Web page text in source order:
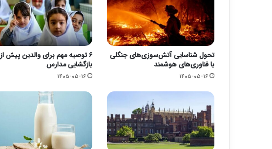
تحول شناسایی آتش‌سوزی‌های جنگلی
با فناوری‌های هوشمند
۱۴۰۵-۰۵-۱۶
۶ توصیه مهم برای والدین پیش از
بازگشایی مدارس
۱۴۰۵-۰۵-۱۶